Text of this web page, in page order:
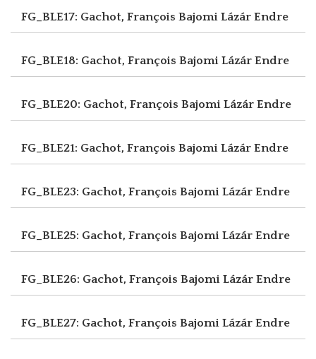
FG_BLE17: Gachot, François Bajomi Lázár Endre
FG_BLE18: Gachot, François Bajomi Lázár Endre
FG_BLE20: Gachot, François Bajomi Lázár Endre
FG_BLE21: Gachot, François Bajomi Lázár Endre
FG_BLE23: Gachot, François Bajomi Lázár Endre
FG_BLE25: Gachot, François Bajomi Lázár Endre
FG_BLE26: Gachot, François Bajomi Lázár Endre
FG_BLE27: Gachot, François Bajomi Lázár Endre